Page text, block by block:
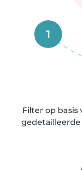
1
Filter op
gedetailleerde